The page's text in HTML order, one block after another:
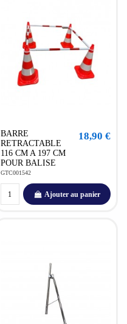
BARRE
RETRACTABLE
116 CM A 197 CM
POUR BALISE
GTC001542
18,90 €
Ajouter au panier